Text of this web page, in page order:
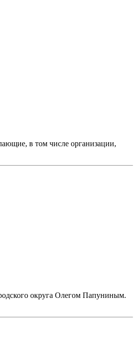
в том числе организации,
округа Олегом Папуниным.